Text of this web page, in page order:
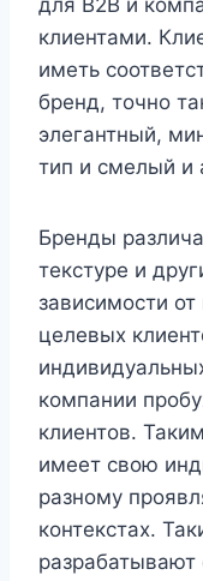
для B2B и
клиентами.
иметь
бренд, точно
элегантный,
тип и смелый и
Бренды
текстуре и
зависимости
целевых
компании
клиентов.
имеет свою
разному
контекстах.
разрабатывают